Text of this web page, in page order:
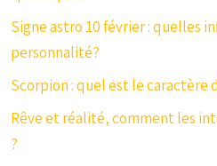
Signe astro 10 février : quelles
personnalité?
Scorpion : quel est le caractère
Rêve et réalité, comment les
?